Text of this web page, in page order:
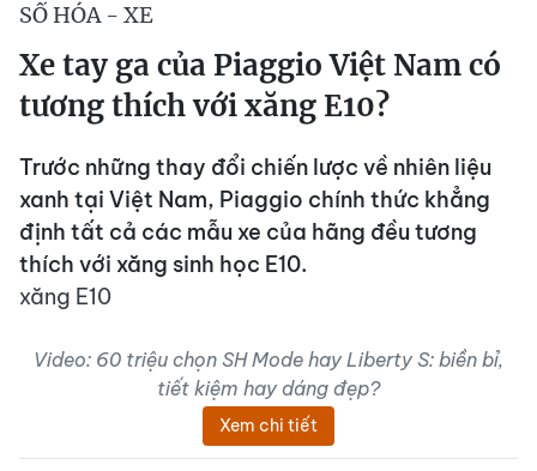
SỐ HÓA - XE
Xe tay ga của Piaggio Việt Nam có
tương thích với xăng E10?
Trước những thay đổi chiến lược về nhiên liệu
xanh tại Việt Nam, Piaggio chính thức khẳng
định tất cả các mẫu xe của hãng đều tương
thích với xăng sinh học E10.
xăng E10
Video: 60 triệu chọn SH Mode hay Liberty S: biền bỉ,
tiết kiệm hay dáng đẹp?
Xem chi tiết